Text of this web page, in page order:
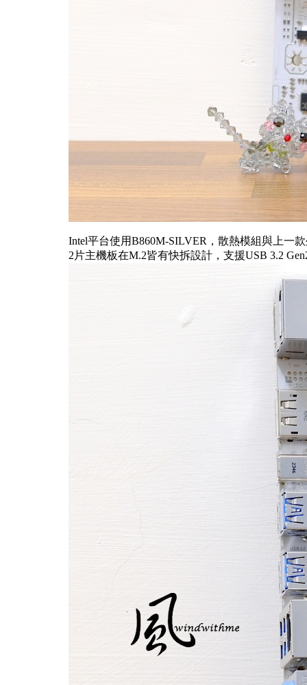
Intel平台使用B860M-SILVER，散熱模組與上一
2片主機板在M.2皆有快拆設計，支援USB 3.2